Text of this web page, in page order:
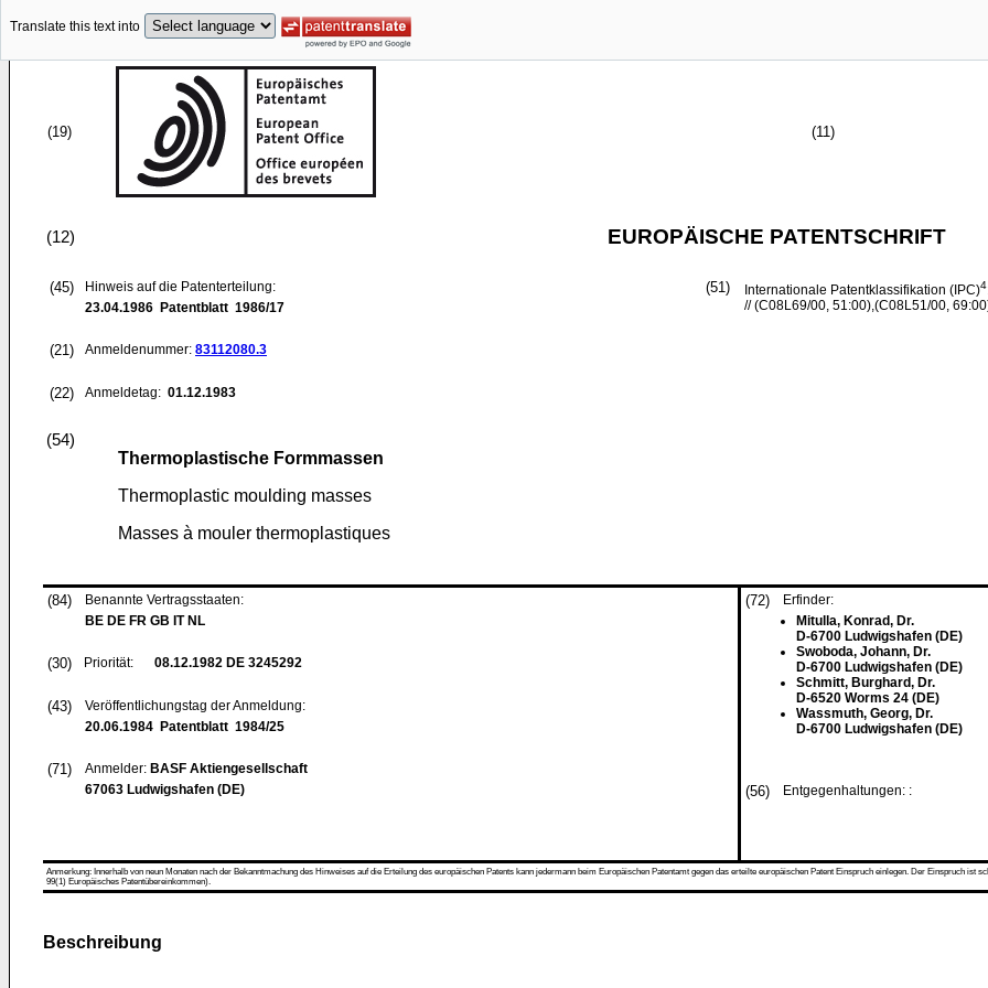
Translate this text into
(19) (11)
(12) EUROPÄISCHE PATENTSCHRIFT
(45)
Hinweis auf die Patenterteilung:
23.04.1986 Patentblatt 1986/17
(21) Anmeldenummer: 83112080.3
(22) Anmeldetag: 01.12.1983
(51) Internationale Patentklassifikation (IPC)4
// (C08L69/00, 51:00),(C08L51/00,
(54)
Thermoplastische Formmassen
Thermoplastic moulding masses
Masses à mouler thermoplastiques
(84)
Benannte Vertragsstaaten:
BE DE FR GB IT NL
(30) Priorität: 08.12.1982 DE 3245292
(43)
Veröffentlichungstag der Anmeldung:
20.06.1984 Patentblatt 1984/25
(71) Anmelder: BASF Aktiengesellschaft
67063 Ludwigshafen (DE)
(72)
Erfinder:
Mitulla, Konrad, Dr.
D-6700 Ludwigshafen (DE)
Swoboda, Johann, Dr.
D-6700 Ludwigshafen (DE)
Schmitt, Burghard, Dr.
D-6520 Worms 24 (DE)
Wassmuth, Georg, Dr.
D-6700 Ludwigshafen (DE)
(56) Entgegenhaltungen: :
Anmerkung: Innerhalb von neun Monaten nach der Bekanntmachung des Hinweises auf die Erteilung des europäischen Patents kann jedermann beim Europäischen Patentamt gegen das erteilte europäischen Patent Einspruch einlegen. Der Einspruch
99(1) Europäisches Patentübereinkommen).
Beschreibung